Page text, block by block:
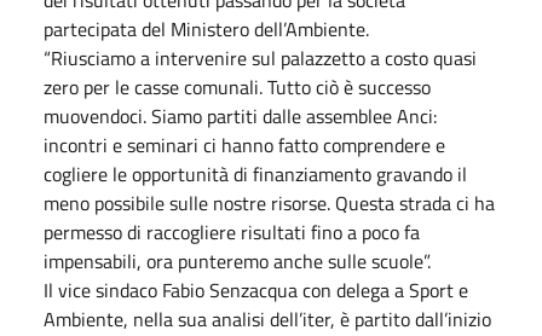
partecipata del Ministero dell’Ambiente.
“Riusciamo a intervenire sul palazzetto a costo quasi
zero per le casse comunali. Tutto ciò è successo
muovendoci. Siamo partiti dalle assemblee Anci:
incontri e seminari ci hanno fatto comprendere e
cogliere le opportunità di finanziamento gravando il
meno possibile sulle nostre risorse. Questa strada ci ha
permesso di raccogliere risultati fino a poco fa
impensabili, ora punteremo anche sulle scuole”.
Il vice sindaco Fabio Senzacqua con delega a Sport e
Ambiente, nella sua analisi dell’iter, è partito dall’inizio